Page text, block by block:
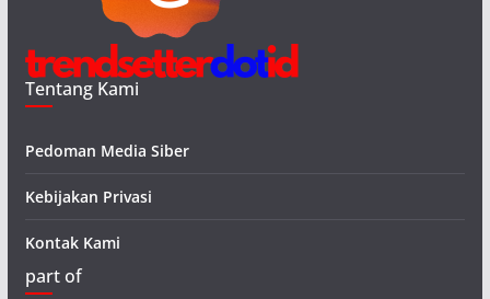
Tentang Kami
Pedoman Media Siber
Kebijakan Privasi
Kontak Kami
part of